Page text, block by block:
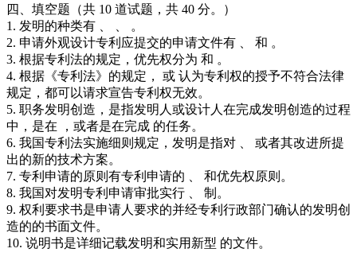
四、填空题（共 10 道试题，共 40 分。）
1. 发明的种类有 、 、 。
2. 申请外观设计专利应提交的申请文件有 、 和 。
3. 根据专利法的规定，优先权分为 和 。
4. 根据《专利法》的规定， 或 认为专利权的授予不符合法律
规定，都可以请求宣告专利权无效。
5. 职务发明创造，是指发明人或设计人在完成发明创造的过程
中，是在 ，或者是在完成 的任务。
6. 我国专利法实施细则规定，发明是指对 、 或者其改进所提
出的新的技术方案。
7. 专利申请的原则有专利申请的 、 和优先权原则。
8. 我国对发明专利申请审批实行 、 制。
9. 权利要求书是申请人要求的并经专利行政部门确认的发明创
造的的书面文件。
10. 说明书是详细记载发明和实用新型 的文件。